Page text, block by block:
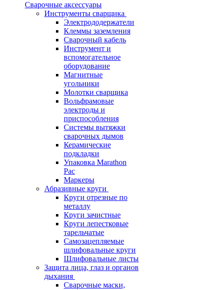
Сварочные аксессуары
Инструменты сварщика
Электрододержатели
Клеммы заземления
Сварочный кабель
Инструмент и
вспомогательное
оборудование
Магнитные
угольники
Молотки сварщика
Вольфрамовые
электроды и
приспособления
Системы вытяжки
сварочных дымов
Керамические
подкладки
Упаковка Marathon
Pac
Маркеры
Абразивные круги
Круги отрезные по
металлу
Круги зачистные
Круги лепестковые
тарельчатые
Самозацепляемые
шлифовальные круги
Шлифовальные листы
Защита лица, глаз и органов
дыхания
Сварочные маски,